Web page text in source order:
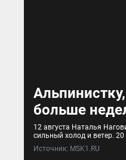
больше
12 августа Наталья
сильный холод и ветер.
Источник: MSK1.RU